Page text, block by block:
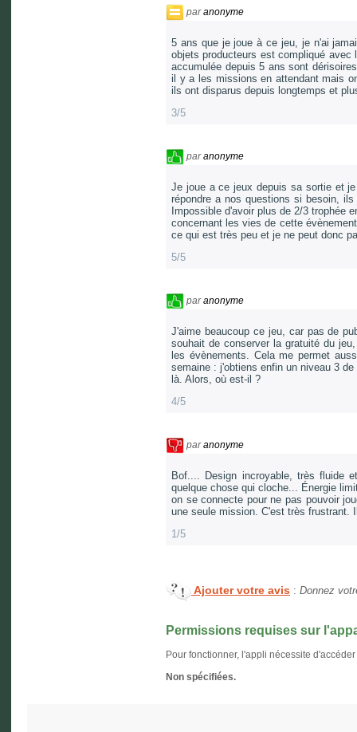
paranonyme
5 ans que je joue à ce jeu, je n'ai
objets producteurs est compliqué
accumulée depuis 5 ans sont
il y a les missions en attendant mais
ils ont disparus depuis longtemps et
3/5
paranonyme
Je joue a ce jeux depuis sa sortie et
répondre a nos questions si besoin,
Impossible d'avoir plus de 2/3 trophée
concernant les vies de cette
ce qui est très peu et je ne peut donc
5/5
paranonyme
J'aime beaucoup ce jeu, car pas de
souhait de conserver la gratuité du
les évènements. Cela me permet
semaine : j'obtiens enfin un niveau 3
là. Alors, où est-il ?
4/5
paranonyme
Bof.... Design incroyable, très fluide
quelque chose qui cloche... Énergie
on se connecte pour ne pas pouvoir
une seule mission. C'est très frustrant.
1/5
Ajouter votre avis : Donnez
Permissions requises sur
Pour fonctionner, l'appli nécessite
Non spécifiées.